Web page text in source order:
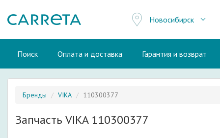
Новосибирск
Поиск Оплата и доставка Гарантия и возврат
Бренды VIKA 110300377
Запчасть VIKA 110300377